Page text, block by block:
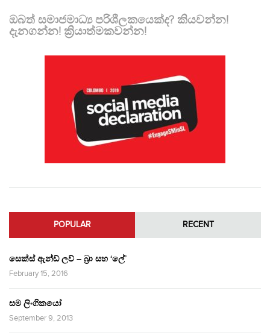
ඔබත් සමාජමාධ්‍ය පරිශීලකයෙක්ද? කියවන්න!
දැනගන්න! ක්‍රියාත්මකවන්න!
POPULAR RECENT
සෙක්ස් ඇන්ඩ් ලව් – බ්‍රා සහ ‘ලේ’
February 15, 2016
සම ලිංගිකයෝ
September 9, 2013